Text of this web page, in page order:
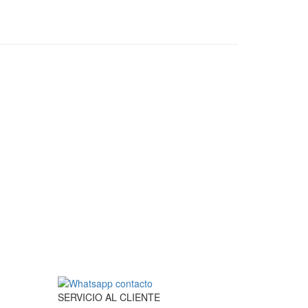
SERVICIOAL CLIENTE